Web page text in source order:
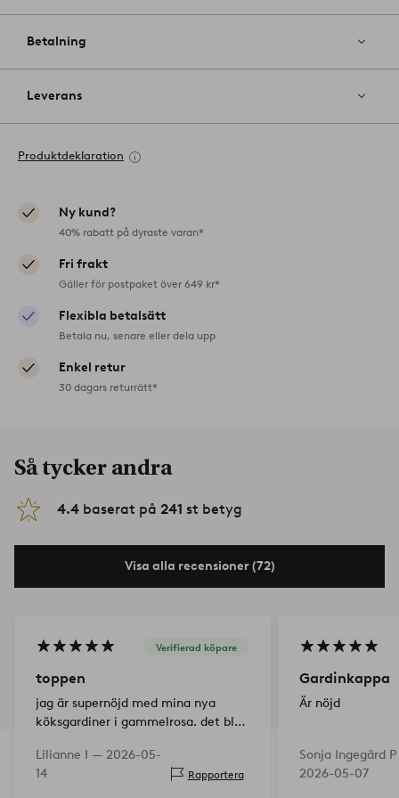
Betalning
Leverans
Produktdeklaration
Ny kund?
40% rabatt på dyraste varan*
Fri frakt
Gäller för postpaket över 649 kr*
Flexibla betalsätt
Betala nu, senare eller dela upp
Enkel retur
30 dagars returrätt*
Så tycker andra
4.4 baserat på 241 st betyg
Visa alla recensioner (72)
Verifierad köpare
toppen
jag är supernöjd med mina nya
köksgardiner i gammelrosa. det blev
Lilianne I — 2026-05-
14
Rapportera
Gardinkappa
Är nöjd
Sonja Ingegärd
2026-05-07